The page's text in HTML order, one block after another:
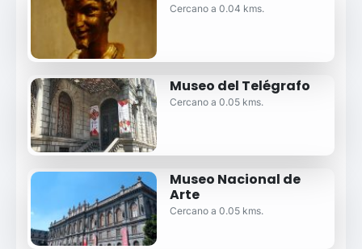
Cercano a 0.04 kms.
Museo del Telégrafo
Cercano a 0.05 kms.
Museo Nacional de
Arte
Cercano a 0.05 kms.